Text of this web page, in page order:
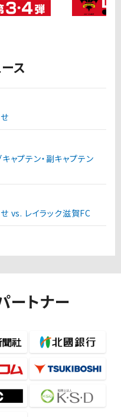
ス
ャプテン・副キャプテン
vs. レイラック滋賀FC
ートナー